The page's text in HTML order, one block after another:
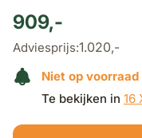
909,-
Adviesprijs:1.020,-
Niet op voorraad
Te bekijken in 16